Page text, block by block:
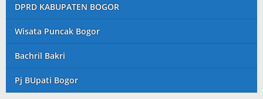
DPRD KABUPATEN BOGOR
Wisata Puncak Bogor
Bachril Bakri
Pj BUpati Bogor